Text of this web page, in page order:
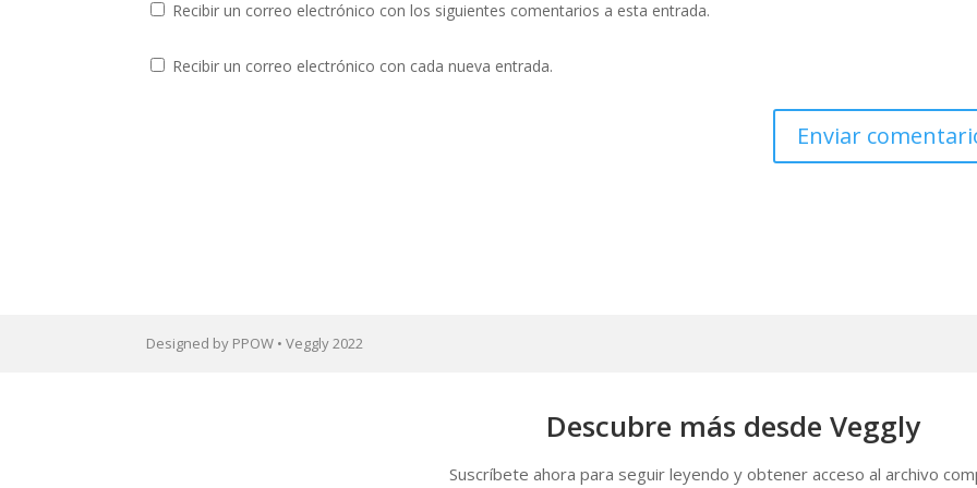
Recibir un correo electrónico con los siguientes comentarios a esta entrada.
Recibir un correo electrónico con cada nueva entrada.
Designed by PPOW • Veggly 2022
Descubre más desde Veggly
Suscríbete ahora para seguir leyendo y obtener acceso al archivo